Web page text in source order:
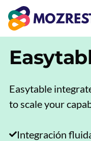
Saltar
contenido
Easytable
to scale your
Integración